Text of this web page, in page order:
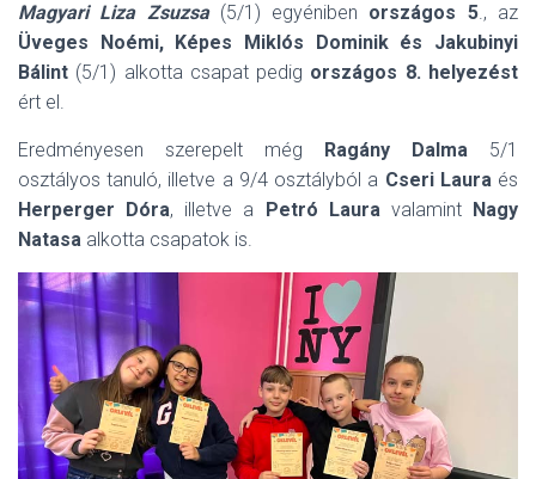
Magyari Liza Zsuzsa (5/1) egyéniben országos 5., az
Üveges Noémi, Képes Miklós Dominik és Jakubinyi
Bálint (5/1) alkotta csapat pedig országos 8. helyezést
ért el.
Eredményesen szerepelt még Ragány Dalma 5/1
osztályos tanuló, illetve a 9/4 osztályból a Cseri Lauraés
Herperger Dóra, illetve a Petró Lauravalamint Nagy
Natasa alkotta csapatok is.